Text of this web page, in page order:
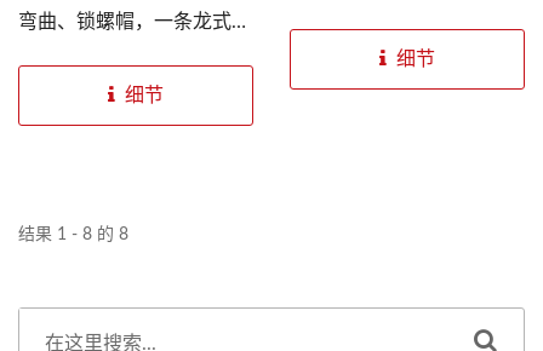
弯曲、锁螺帽，一条龙式生
及操作空间并发挥最大效
用。 羿晨可依不同客户需
细节
成型、弯曲含自动送料和各
工站的连结，一次满足客户
细节
结果 1 - 8 的 8